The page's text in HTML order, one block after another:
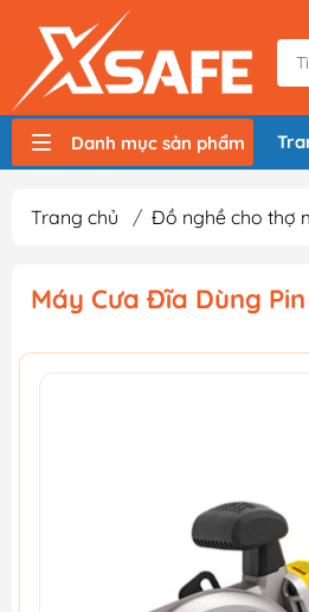
Danh mục sản phẩm
Trang chủ / Đồ nghề cho thợ
Máy Cưa Đĩa Dùng